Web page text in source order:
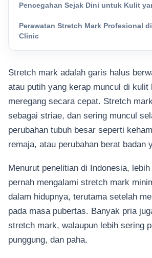
Pencegahan Sejak Dini untuk Kulit
Perawatan Stretch Mark Profesional
Clinic
Stretch mark adalah garis halus
atau putih yang kerap muncul di kulit
meregang secara cepat. Stretch
sebagai striae, dan sering muncul
perubahan tubuh besar seperti
remaja, atau perubahan berat badan
Menurut penelitian di Indonesia,
pernah mengalami stretch mark
dalam hidupnya, terutama setelah
pada masa pubertas. Banyak pria
stretch mark, walaupun lebih sering
punggung, dan paha.